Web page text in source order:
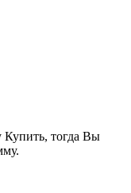
Купить, тогда Вы